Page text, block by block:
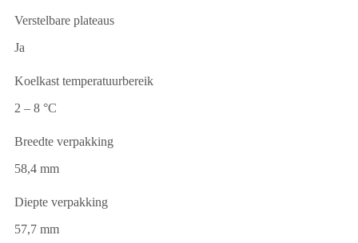
Verstelbare plateaus
Ja
Koelkast temperatuurbereik
2 – 8 °C
Breedte verpakking
58,4 mm
Diepte verpakking
57,7 mm